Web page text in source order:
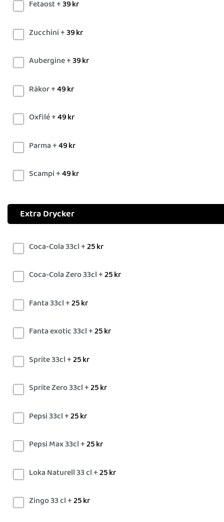
Fetaost +39kr
Zucchini +39kr
Aubergine +39kr
Räkor +49kr
Oxfilé +49kr
Parma +49kr
Scampi +49kr
Extra Drycker
Coca-Cola 33cl +25kr
Coca-Cola Zero 33cl +25kr
Fanta 33cl +25kr
Fanta exotic 33cl +25kr
Sprite 33cl +25kr
Sprite Zero 33cl +25kr
Pepsi 33cl +25kr
Pepsi Max 33cl +25kr
Loka Naturell 33 cl +25kr
Zingo 33 cl +25kr